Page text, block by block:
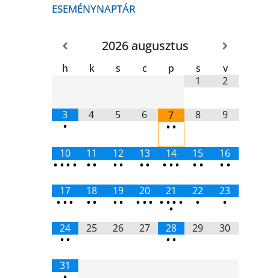
ESEMÉNYNAPTÁR
2026 augusztus
h k s c p s
v
1
2
3
•
4 5 6
7
••
8 9
10
••••
11
••
12
••
13
••
14
•••
15
••
16
••
17
•••
18
••
19
••
20
•••
21
••••
•
22
•
23
•
24
••
25 26 27
28
••
29 30
31